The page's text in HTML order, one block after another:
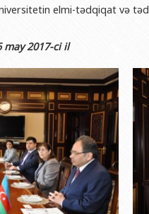
sağlamlıq Mərkəzi
nun Nəşr Evi
İnformasiya və
Şərqşünasliq
Sosial elmlər və
elmi-tədqiqat və
2017-ci il